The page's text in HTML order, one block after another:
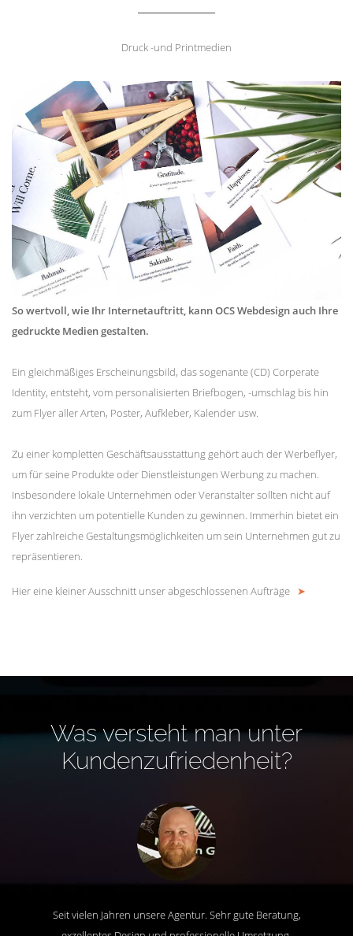
Druck -und Printmedien
So wertvoll, wie Ihr Internetauftritt, kann OCS Webdesign auch Ihre
gedruckte Medien gestalten.
Ein gleichmäßiges Erscheinungsbild, das sogenante (CD) Corperate
Identity, entsteht, vom personalisierten Briefbogen, -umschlag bis hin
zum Flyer aller Arten, Poster, Aufkleber, Kalender usw.
Zu einer kompletten Geschäftsausstattung gehört auch der Werbeflyer,
um für seine Produkte oder Dienstleistungen Werbung zu machen.
Insbesondere lokale Unternehmen oder Veranstalter sollten nicht auf
ihn verzichten um potentielle Kunden zu gewinnen. Immerhin bietet ein
Flyer zahlreiche Gestaltungsmöglichkeiten um sein Unternehmen gut zu
repräsentieren.
Hier eine kleiner Ausschnitt unser abgeschlossenen Aufträge ➤
Was versteht man unter
Kundenzufriedenheit?
Seit vielen Jahren unsere Agentur. Sehr gute Beratung,